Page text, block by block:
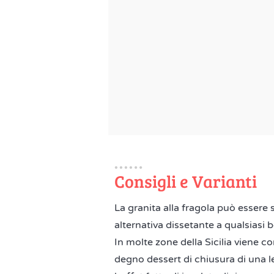
Consigli e Varianti
La granita alla fragola può
alternativa dissetante a qualsiasi
In molte zone della Sicilia viene
degno dessert di chiusura di una